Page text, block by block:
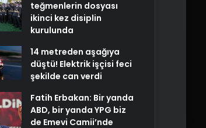
teğmenlerin dosyası
ikinci kez disiplin
kurulunda
14 metreden aşağıya
düştü! Elektrik işçisi feci
şekilde can verdi
Fatih Erbakan: Bir yanda
ABD, bir yanda YPG biz
de Emevi Camii’nde